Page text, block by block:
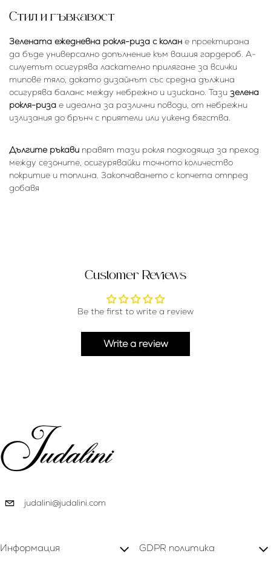
Стил и гъвкавост
Зелената ежедневна рокля-риза с колан е проектирана
да бъде универсално допълнение към вашия гардероб. А-
силуетът осигурява ласкателно прилягане за всички
типове тяло, докато дизайнът със средна дължина
осигурява баланс между небрежно и изискано. Тази зелена
рокля-риза е идеална за различни поводи, от небрежни
излизания до брънч с приятели или уикенд бягства.
Дългите ръкави правят тази рокля подходяща за преход
между сезоните, осигурявайки точното количество
покритие и топлина. Закопчаването с копчета отпред
добавя
Customer Reviews
Be the first to write a review
Write a review
judalini@judalini.com
Информация GDPR политика